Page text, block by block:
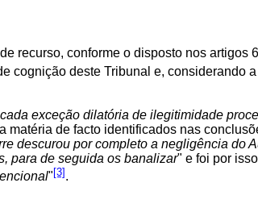
recurso, conforme o disposto nos artigos
cognição deste Tribunal e, considerando
exceção dilatória de ilegitimidade
matéria de facto identificados nas
descurou por completo a negligência do
para de seguida os banalizar" e foi por
" [3] .